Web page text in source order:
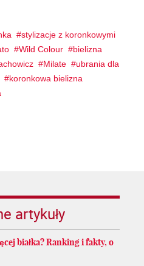
stylizacje z koronkowymi
Wild Colour
bielizna
Milate
ubrania dla
koronkowa bielizna
artykuły
białka? Ranking i fakty, o